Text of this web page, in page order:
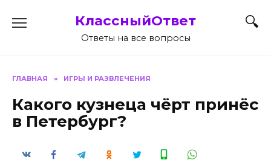
КлассныйОтвет
Ответы на все вопросы
ГЛАВНАЯ » ИГРЫ И РАЗВЛЕЧЕНИЯ
Какого кузнеца чёрт принёс
в Петербург?